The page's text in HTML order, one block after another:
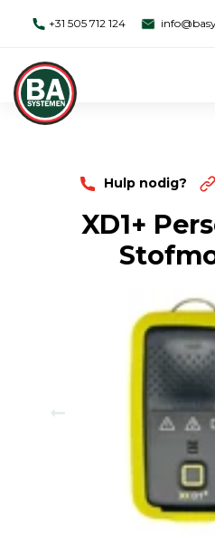
+31 505 712 124
Hulp nodig?
XD1+